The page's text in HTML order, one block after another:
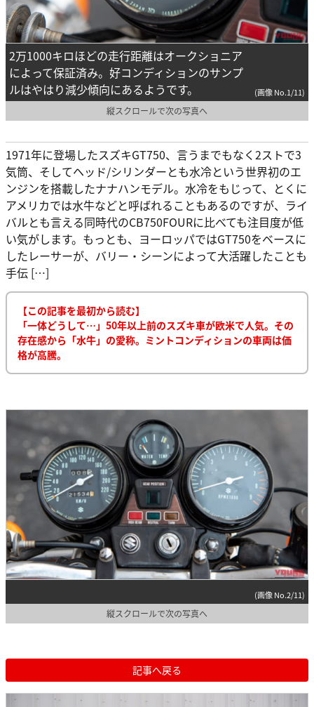
2万1000キロほどの走行距離はオークショニア
によって保証済み。好コンディションのサンプ
ルはやはり減少傾向にあるようです。
(画像 No.1/11)
縦スクロールで次の写真へ
1971年に登場したスズキGT750、言うまでもなく2ストで3
気筒、そしてヘッド/シリンダーとも水冷という世界初のエ
ンジンを搭載したナナハンモデル。水冷をもじって、とくに
アメリカでは水牛などと呼ばれることもあるのですが、ライ
バルとも言える同時代のCB750FOURに比べても注目度が低
い気がします。もっとも、ヨーロッパではGT750をベースに
したレーサーが、バリー・シーンによって大活躍したことも
手伝 […]
【この記事を最初から読む】
「一体どうして…」50年以上前のスズキ車が欧米で人気。その
存在感から「水牛」の愛称。ミントコンディションの車両は価
格が高騰。
(画像 No.2/11)
縦スクロールで次の写真へ
記事へ戻る